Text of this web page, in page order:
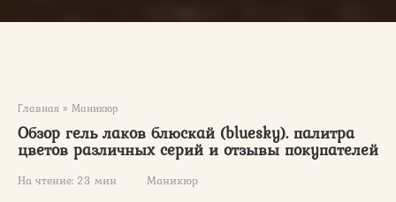
Главная » Маникюр
Обзор гель лаков блюскай (bluesky). палитра
цветов различных серий и отзывы покупателей
На чтение: 23 мин Маникюр